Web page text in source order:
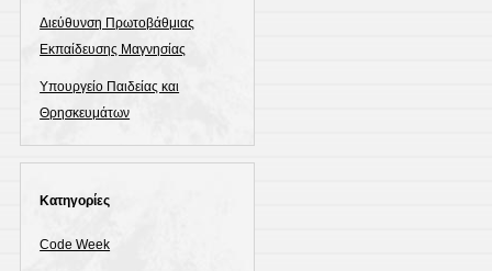
Διεύθυνση Πρωτοβάθμιας
Εκπαίδευσης Μαγνησίας
Υπουργείο Παιδείας και
Θρησκευμάτων
Kατηγορίες
Code Week